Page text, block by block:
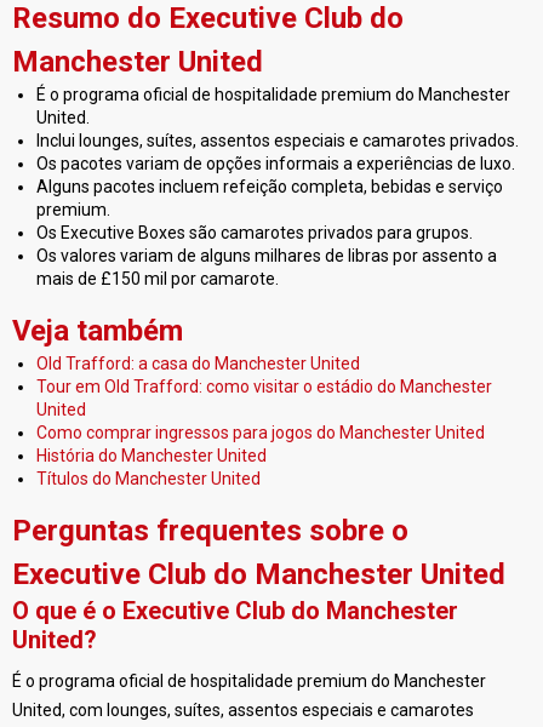
Resumo do Executive Club do
Manchester United
É o programa oficial de hospitalidade premium do Manchester
United.
Inclui lounges, suítes, assentos especiais e camarotes privados.
Os pacotes variam de opções informais a experiências de luxo.
Alguns pacotes incluem refeição completa, bebidas e serviço
premium.
Os Executive Boxes são camarotes privados para grupos.
Os valores variam de alguns milhares de libras por assento a
mais de £150 mil por camarote.
Veja também
Old Trafford: a casa do Manchester United
Tour em Old Trafford: como visitar o estádio do Manchester
United
Como comprar ingressos para jogos do Manchester United
História do Manchester United
Títulos do Manchester United
Perguntas frequentes sobre o
Executive Club do Manchester United
O que é o Executive Club do Manchester
United?
É o programa oficial de hospitalidade premium do Manchester
United, com lounges, suítes, assentos especiais e camarotes